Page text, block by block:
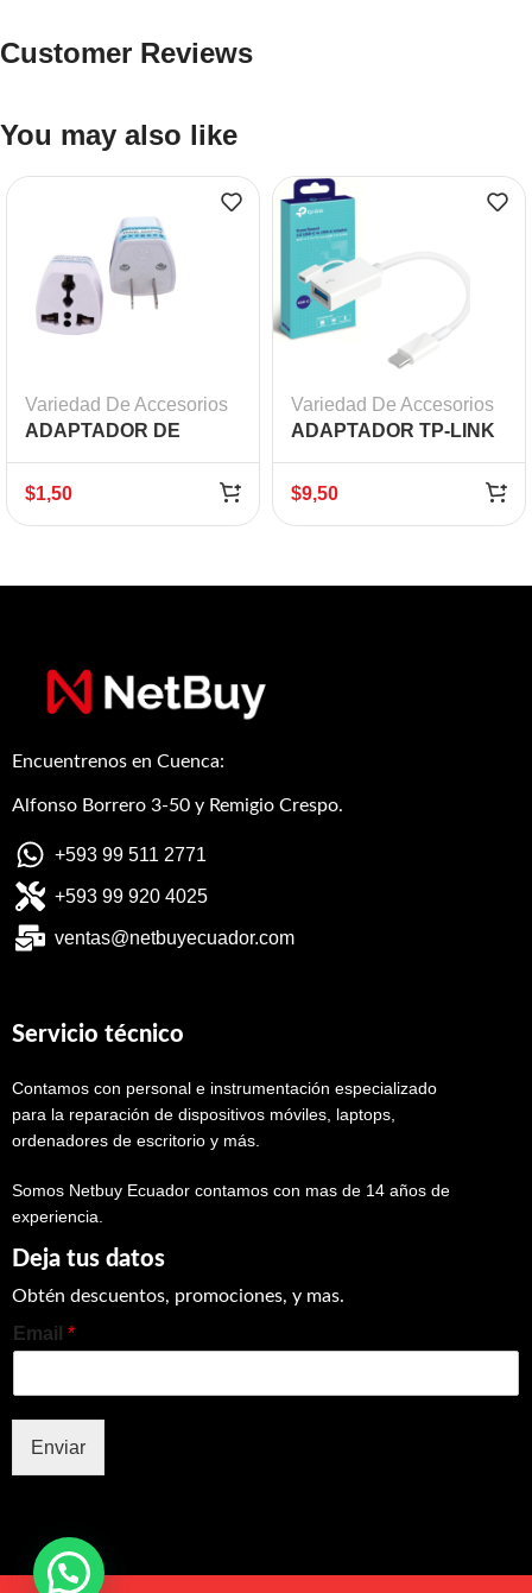
Customer Reviews
You may also like
Variedad De Accesorios
ADAPTADOR DE
$1,50
Variedad De Accesorios
ADAPTADOR TP-LINK
3.0 HEMBRA
$9,50
Encuentrenos en Cuenca:
Alfonso Borrero 3-50 y Remigio Crespo.
+593 99 511 2771
+593 99 920 4025
ventas@netbuyecuador.com
Servicio técnico
Contamos con personal e instrumentación especializado
para la reparación de dispositivos móviles, laptops,
ordenadores de escritorio y más.
Somos Netbuy Ecuador contamos con mas de 14 años de
experiencia.
Deja tus datos
Obtén descuentos, promociones, y mas.
Email *
Enviar